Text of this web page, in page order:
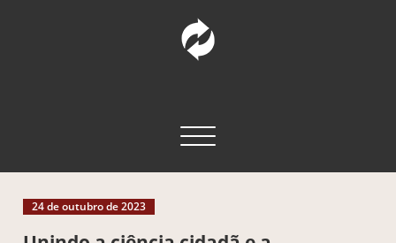
Alternar navegação
24 de outubro de 2023